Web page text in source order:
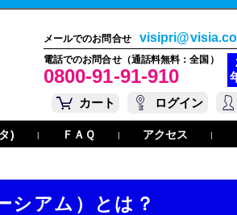
メールでのお問合せ
電話でのお問合せ（通話料無料：全国）
0800-91-91-910
カート
ログイン
) | ＦＡＱ | アクセス |
シアム）とは？